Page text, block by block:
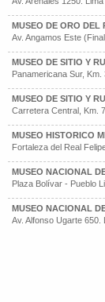
MUSEO DE ORO DEL
Av. Angamos Este
MUSEO DE SITIO Y
Panamericana Sur, Km.
MUSEO DE SITIO Y
Carretera Central, Km.
MUSEO HISTORICO
Fortaleza del Real
MUSEO NACIONAL
Plaza Bolívar - Pueblo
MUSEO NACIONAL
Av. Alfonso Ugarte 650.